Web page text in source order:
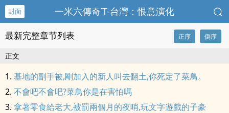
封面 一米六傳奇˙T-台灣：恨意演化
最新完整章节列表 正序 倒序
正文
基地的副手被,剛加入的新人叫去翻土,你死定了菜鳥。
不會吧不會吧?菜鳥你是在害怕嗎
拿著零食給老大,被罰兩個月的夜哨,玩文字遊戲的子豪